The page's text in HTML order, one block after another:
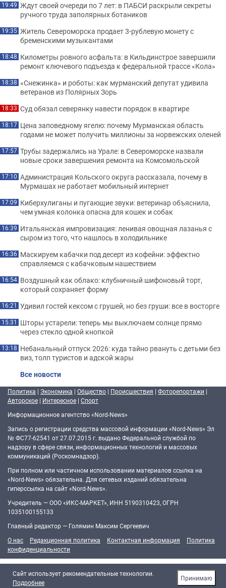
19:49 Ждут своей очереди по 7 лет: в ПАБСИ раскрыли секреты
ручного труда заполярных ботаников
19:35 Житель Североморска продает 3-рублевую монету с
бременскими музыкантами
18:48 Километры ровного асфальта: в Кильдинстрое завершили
ремонт ключевого подъезда к федеральной трассе «Кола»
18:38 «Снежинка» и роботы: как мурманский депутат удивила
ветеранов из Полярных Зорь
18:33 Суд обязал северянку навести порядок в квартире
18:17 Цена заповедному ягелю: почему Мурманская область
годами не может получить миллионы за норвежских оленей
17:57 Трубы задержались на Урале: в Североморске назвали
новые сроки завершения ремонта на Комсомольской
17:10 Администрация Кольского округа рассказала, почему в
Мурмашах не работает мобильный интернет
17:09 Киберхулиганы и пугающие звуки: ветеринар объяснила,
чем умная колонка опасна для кошек и собак
16:39 Итальянская импровизация: ленивая овощная лазанья с
сыром из того, что нашлось в холодильнике
16:36 Маскируем кабачки под десерт из кофейни: эффектно
справляемся с кабачковым нашествием
16:54 Воздушный как облако: клубничный шифоновый торт,
который сохраняет форму
16:21 Удивил гостей кексом с грушей, но без груши: все в восторге
15:31 Шторы устарели: теперь мы выключаем солнце прямо
через стекло одной кнопкой
13:18 Небанальный отпуск 2026: куда тайно рвануть с детьми без
виз, толп туристов и адской жары
Все новости
Политика | Экономика | Общество | Происшествия | Фоторепортажи |
Авторское | Интересное | Спорт
Информационное агентство «Nord-News»
Запись о регистрации средства массовой информации «Nord-News» Эл
№ ФС77-62541 от 27.07.2015 г. выдано Федеральной службой по
надзору в сфере связи, информационных технологий и массовых
коммуникаций (Роскомнадзор).
При полном или частичном использовании материалов ссылка на
«Nord-News» обязательна. Для сетевых изданий обязательна
гиперссылка на сайт «Nord-News».
Учредитель — ООО «ИКС-МАРКЕТ», ИНН 5190310423, ОГРН
1035100155133
Главный редактор — Голямин Максим Сергеевич
О нас
Редакционная политика Контактная информация
Политика
конфиденциальности
Cайт использует рекомендательные технологии.
Подробнее
Принимаю